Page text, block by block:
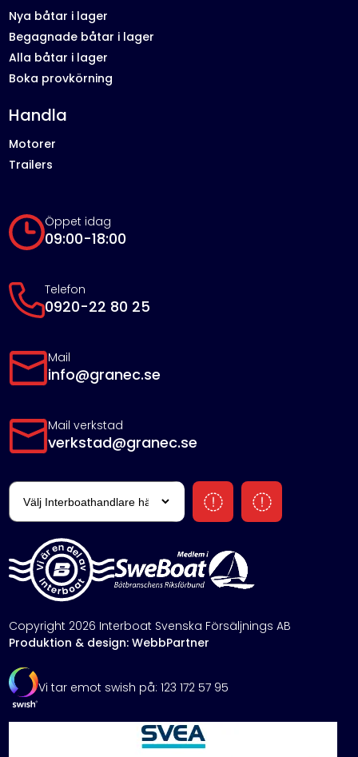
Öppet idag
09:00-18:00
Telefon
0920-22 80 25
Mail
info@granec.se
Mail verkstad
verkstad@granec.se
Nya båtar i lager
Begagnade båtar i lager
Alla båtar i lager
Boka provkörning
Handla
Motorer
Trailers
Copyright 2026 Interboat Svenska Försäljnings AB
Produktion & design: WebbPartner
Vi tar emot swish på: 123 172 57 95